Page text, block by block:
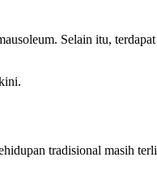
Selain itu,
tradisional masih